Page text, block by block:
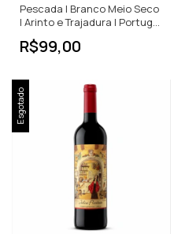
Pescada | Branco Meio Seco
| Arinto e Trajadura | Portugal
R$99,00
Esgotado